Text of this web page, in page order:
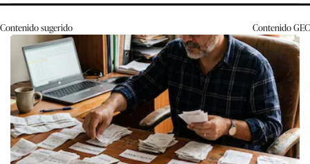
Contenido sugerido ContenidoGEC